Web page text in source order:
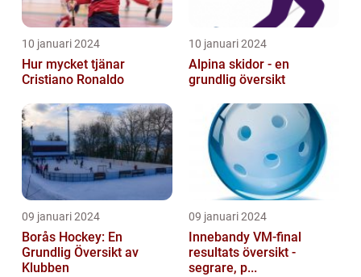
10 januari 2024
Hur mycket tjänar
Cristiano Ronaldo
10 januari 2024
Alpina skidor - en
grundlig översikt
09 januari 2024
Borås Hockey: En
Grundlig Översikt av
Klubben
09 januari 2024
Innebandy VM-final
resultats översikt -
segrare, p...